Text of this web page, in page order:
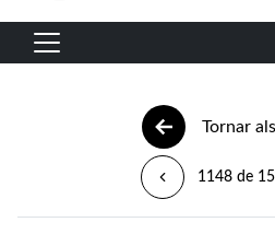
Vés al contingut
Navegació principal
Tornar
1148 de